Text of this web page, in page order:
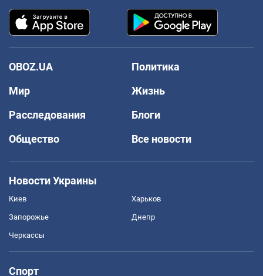
OBOZ.UA
Политика
Мир
Жизнь
Расследования
Блоги
Общество
Все новости
Новости Украины
Киев Харьков
Запорожье Днепр
Черкассы
Спорт